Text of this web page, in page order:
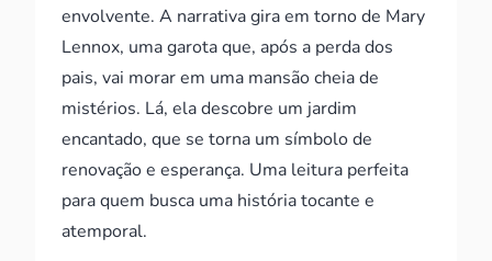
envolvente. A narrativa gira em torno de Mary
Lennox, uma garota que, após a perda dos
pais, vai morar em uma mansão cheia de
mistérios. Lá, ela descobre um jardim
encantado, que se torna um símbolo de
renovação e esperança. Uma leitura perfeita
para quem busca uma história tocante e
atemporal.